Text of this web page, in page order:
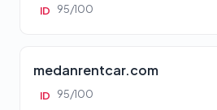
ID 95/100
medanrentcar.com
ID 95/100